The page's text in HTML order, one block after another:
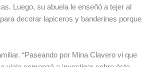
Luego, su abuela le enseñó a tejer al
decorar lapiceros y banderines porque
“Paseando por Mina Clavero vi que